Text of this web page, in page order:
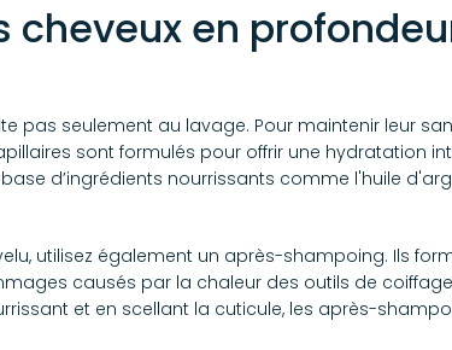
cheveux en
pas seulement au lavage. Pour maintenir leur
sont formulés pour offrir une hydratation
d’ingrédients nourrissants comme l'huile
utilisez également un après-shampoing. Ils
causés par la chaleur des outils de
et en scellant la cuticule, les après-